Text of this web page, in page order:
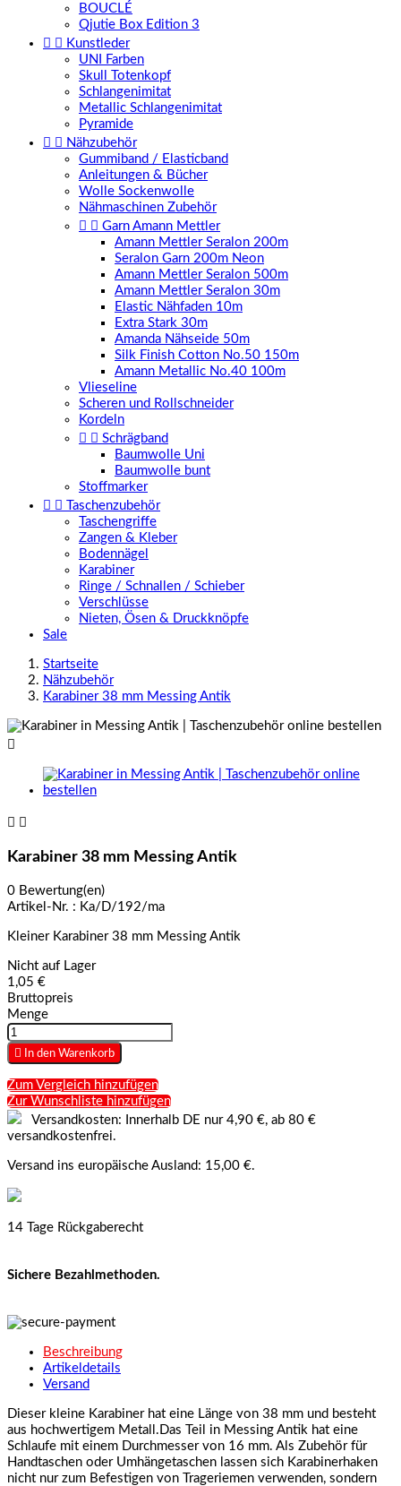
BOUCLÉ
Qjutie Box Edition 3
  Kunstleder
UNI Farben
Skull Totenkopf
Schlangenimitat
Metallic Schlangenimitat
Pyramide
  Nähzubehör
Gummiband / Elasticband
Anleitungen & Bücher
Wolle Sockenwolle
Nähmaschinen Zubehör
  Garn Amann Mettler
Amann Mettler Seralon 200m
Seralon Garn 200m Neon
Amann Mettler Seralon 500m
Amann Mettler Seralon 30m
Elastic Nähfaden 10m
Extra Stark 30m
Amanda Nähseide 50m
Silk Finish Cotton No.50 150m
Amann Metallic No.40 100m
Vlieseline
Scheren und Rollschneider
Kordeln
  Schrägband
Baumwolle Uni
Baumwolle bunt
Stoffmarker
 
Taschenzubehör
Taschengriffe
Zangen & Kleber
Bodennägel
Karabiner
Ringe / Schnallen / Schieber
Verschlüsse
Nieten, Ösen & Druckknöpfe
Sale
Startseite
Nähzubehör
Karabiner 38 mm Messing Antik

 
Karabiner 38 mm Messing Antik
0 Bewertung(en)
Artikel-Nr. : Ka/D/192/ma
Kleiner Karabiner 38 mm Messing Antik
Nicht auf Lager
1,05 €
Bruttopreis
Menge
 In den Warenkorb
Zum Vergleich hinzufügen
Zur Wunschliste hinzufügen
Versandkosten: Innerhalb DE nur 4,90 €, ab 80 €
versandkostenfrei.
Versand ins europäische Ausland: 15,00 €.
14 Tage Rückgaberecht
Sichere Bezahlmethoden.
Beschreibung
Artikeldetails
Versand
Dieser kleine Karabiner hat eine Länge von 38 mm und besteht
aus hochwertigem Metall.Das Teil in Messing Antik hat eine
Schlaufe mit einem Durchmesser von 16 mm. Als Zubehör für
Handtaschen oder Umhängetaschen lassen sich Karabinerhaken
nicht nur zum Befestigen von Trageriemen verwenden, sondern